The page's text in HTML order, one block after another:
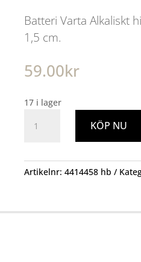
Batteri Varta Alkaliskt
1,5 cm.
59.00kr
17 i lager
Longlife
AA
mängd
KÖP NU
Artikelnr: 4414458 hb